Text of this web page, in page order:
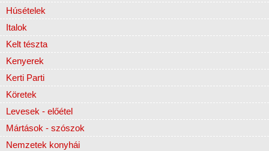
Húsételek
Italok
Kelt tészta
Kenyerek
Kerti Parti
Köretek
Levesek - előétel
Mártások - szószok
Nemzetek konyhái